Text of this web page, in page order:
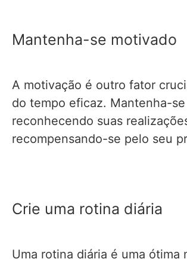
Mantenha-se motivado
A motivação é outro fator
do tempo eficaz. Mantenha-
reconhecendo suas
recompensando-se pelo seu
Crie uma rotina diária
Uma rotina diária é uma ótima